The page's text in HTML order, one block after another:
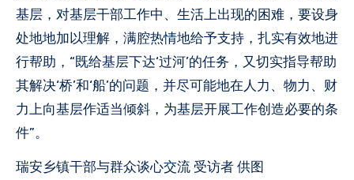
基层，对基层干部工作中、生活上出现的困难，要设身
处地地加以理解，满腔热情地给予支持，扎实有效地进
行帮助，“既给基层下达‘过河’的任务，又切实指导帮助
其解决‘桥’和‘船’的问题，并尽可能地在人力、物力、财
力上向基层作适当倾斜，为基层开展工作创造必要的条
件”。
瑞安乡镇干部与群众谈心交流 受访者 供图